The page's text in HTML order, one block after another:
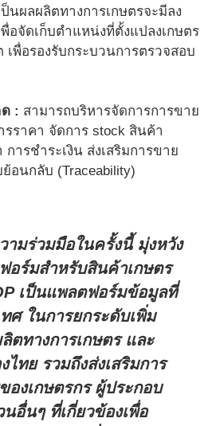
นผลผลิตทางการเกษตรจะมีลง
อจัดเก็บตำแหน่งที่ตั้งแปลงเกษตร
เพื่อรองรับกระบวนการตรวจสอบ
: สามารถบริหารจัดการการขาย
ราคา จัดการ stock สินค้า
ารชำระเงิน ส่งเสริมการขาย
อนกลับ (Traceability)
ามร่วมมือในครั้งนี้ มุ่งหวัง
ร์มสำหรับสินค้าเกษตร
เป็นแพลตฟอร์มข้อมูลที่
ศ ในการยกระดับเพิ่ม
ตทางการเกษตร และ
ไทย รวมถึงส่งเสริมการ
งเกษตรกร ผู้ประกอบ
อื่นๆ ที่เกี่ยวข้องเพื่อ